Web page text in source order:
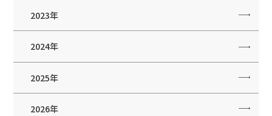
2023年
2024年
2025年
2026年